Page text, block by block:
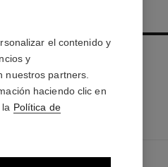
Ilumina – Hidrata – Protege
Más información
Ref. 145767
TAMAÑO
el contenido y
y
nuestros partners.
haciendo clic en
Política de